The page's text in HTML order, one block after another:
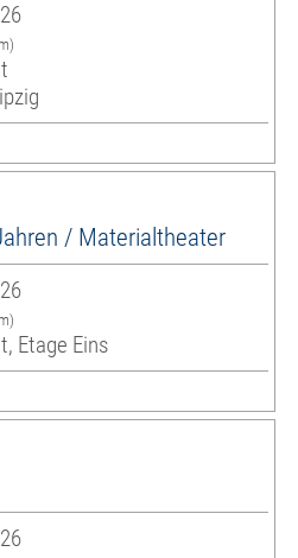
/ Materialtheater
Etage Eins